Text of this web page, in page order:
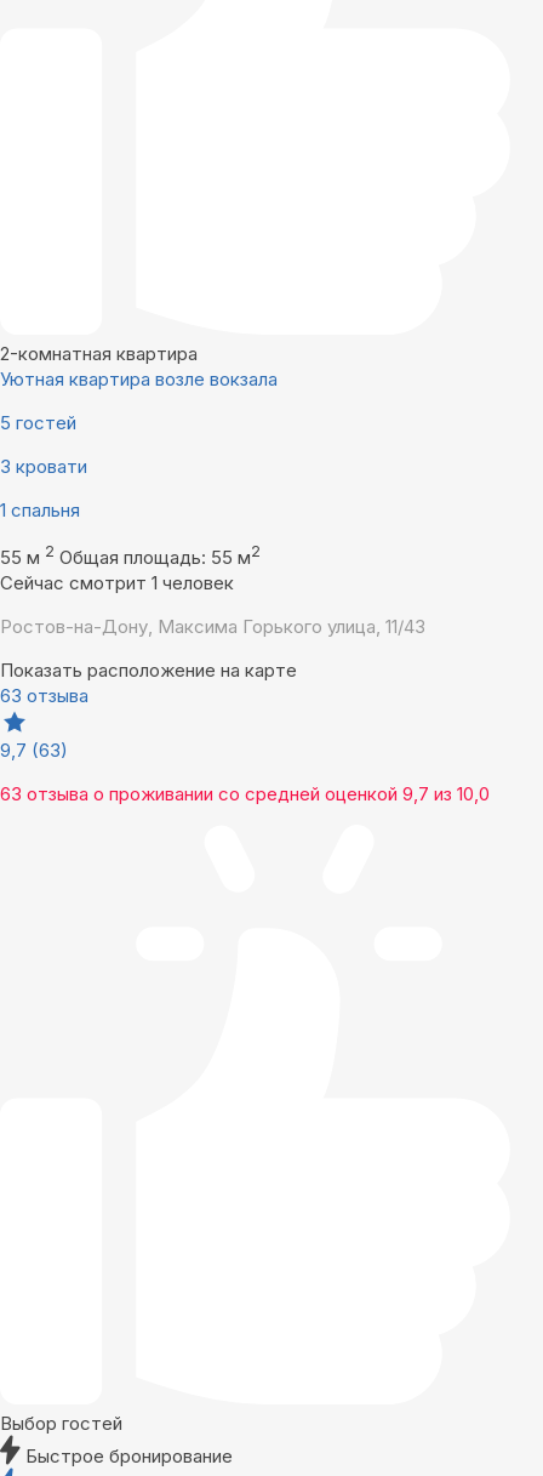
2-комнатная квартира
Уютная квартира возле вокзала
5 гостей
3 кровати
1 спальня
55 м 2 Общая площадь: 55 м2
Сейчас смотрит 1 человек
Ростов-на-Дону, Максима Горького улица, 11/43
Показать расположение на карте
63 отзыва
9,7 (63)
63 отзыва о проживании со средней оценкой 9,7 из 10,0
Выбор гостей
Быстрое бронирование